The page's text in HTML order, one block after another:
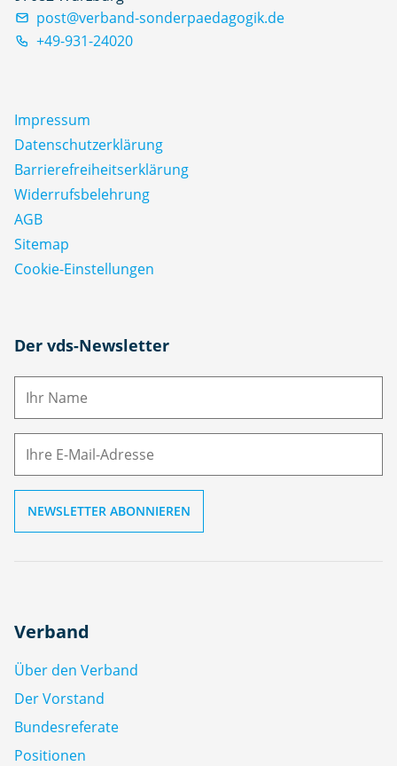
post@verband-sonderpaedagogik.de
+49-931-24020
Impressum
Datenschutz­erklärung
Barrierefreiheitserklärung
Widerrufsbelehrung
AGB
Sitemap
Cookie-Einstellungen
Der vds-Newsletter
N
M
Verband
Über den Verband
Der Vorstand
Bundesreferate
Positionen